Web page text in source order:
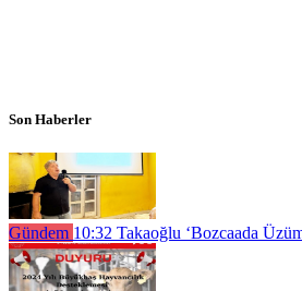
Son Haberler
Gündem 10:32 Takaoğlu ‘Bozcaada